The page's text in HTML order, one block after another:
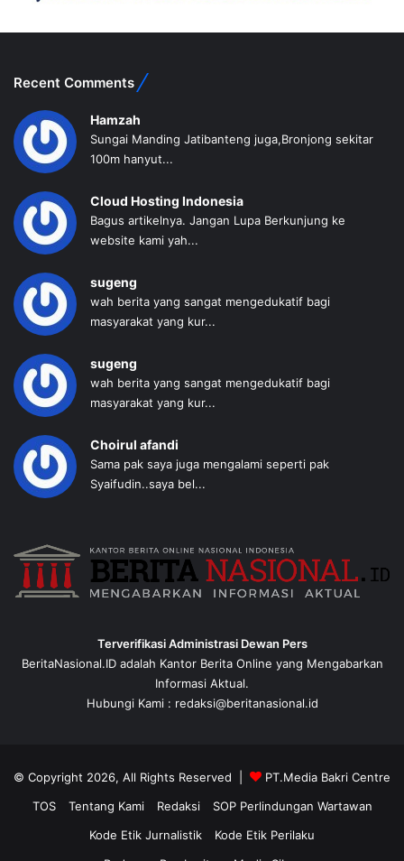
Recent Comments
Hamzah
Sungai Manding Jatibanteng juga,Bronjong sekitar
100m hanyut...
Cloud Hosting Indonesia
Bagus artikelnya. Jangan Lupa Berkunjung ke
website kami yah...
sugeng
wah berita yang sangat mengedukatif bagi
masyarakat yang kur...
sugeng
wah berita yang sangat mengedukatif bagi
masyarakat yang kur...
Choirul afandi
Sama pak saya juga mengalami seperti pak
Syaifudin..saya bel...
Terverifikasi Administrasi Dewan Pers
BeritaNasional.ID adalah Kantor Berita Online yang Mengabarkan
Informasi Aktual.
Hubungi Kami : redaksi@beritanasional.id
© Copyright 2026, All Rights Reserved |
PT.Media Bakri Centre
TOS
Tentang Kami Redaksi
SOP Perlindungan Wartawan
Kode Etik Jurnalistik
Kode Etik Perilaku